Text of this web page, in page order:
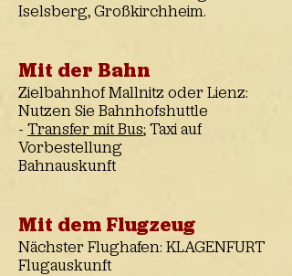
Iselsberg, Großkirchheim.
Mit der Bahn
Zielbahnhof Mallnitz oder Lienz:
Nutzen Sie Bahnhofshuttle
- Transfer mit Bus; Taxi auf
Vorbestellung
Bahnauskunft
Mit dem Flugzeug
Nächster Flughafen: KLAGENFURT
Flugauskunft